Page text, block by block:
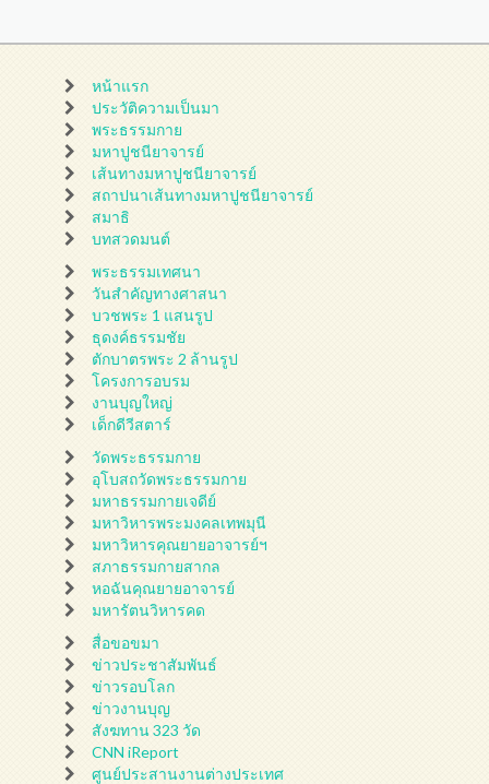
หน้าแรก
ประวัติความเป็นมา
พระธรรมกาย
มหาปูชนียาจารย์
เส้นทางมหาปูชนียาจารย์
สถาปนาเส้นทางมหาปูชนียาจารย์
สมาธิ
บทสวดมนต์
พระธรรมเทศนา
วันสำคัญทางศาสนา
บวชพระ 1 แสนรูป
ธุดงค์ธรรมชัย
ตักบาตรพระ 2 ล้านรูป
โครงการอบรม
งานบุญใหญ่
เด็กดีวีสตาร์
วัดพระธรรมกาย
อุโบสถวัดพระธรรมกาย
มหาธรรมกายเจดีย์
มหาวิหารพระมงคลเทพมุนี
มหาวิหารคุณยายอาจารย์ฯ
สภาธรรมกายสากล
หอฉันคุณยายอาจารย์
มหารัตนวิหารคด
สื่อขอขมา
ข่าวประชาสัมพันธ์
ข่าวรอบโลก
ข่าวงานบุญ
สังฆทาน 323 วัด
CNN iReport
ศูนย์ประสานงานต่างประเทศ